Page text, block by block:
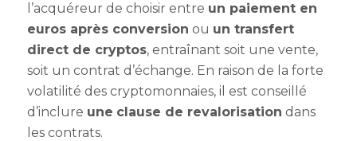
l’acquéreur de choisir entre un paiement en
euros après conversion ou un transfert
direct de cryptos, entraînant soit une vente,
soit un contrat d’échange. En raison de la forte
volatilité des cryptomonnaies, il est conseillé
d’inclure une clause de revalorisation dans
les contrats.